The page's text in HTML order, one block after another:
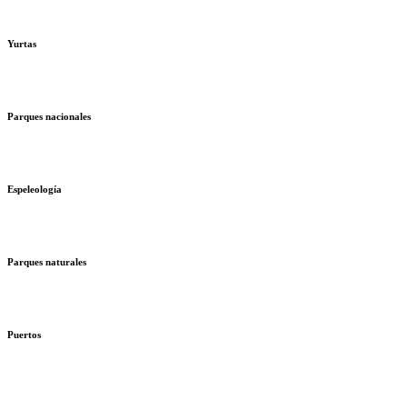
Yurtas
Parques nacionales
Espeleología
Parques naturales
Puertos